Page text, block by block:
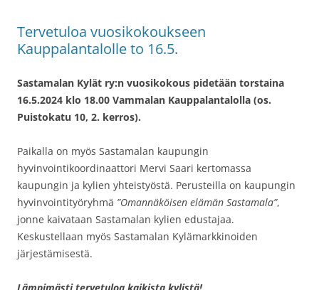
Tervetuloa vuosikokoukseen
Kauppalantalolle to 16.5.
Sastamalan Kylät ry:n vuosikokous pidetään torstaina
16.5.2024 klo 18.00 Vammalan Kauppalantalolla (os.
Puistokatu 10, 2. kerros).
Paikalla on myös Sastamalan kaupungin
hyvinvointikoordinaattori Mervi Saari kertomassa
kaupungin ja kylien yhteistyöstä. Perusteilla on kaupungin
hyvinvointityöryhmä ”Omannäköisen elämän Sastamala”,
jonne kaivataan Sastamalan kylien edustajaa.
Keskustellaan myös Sastamalan Kylämarkkinoiden
järjestämisestä.